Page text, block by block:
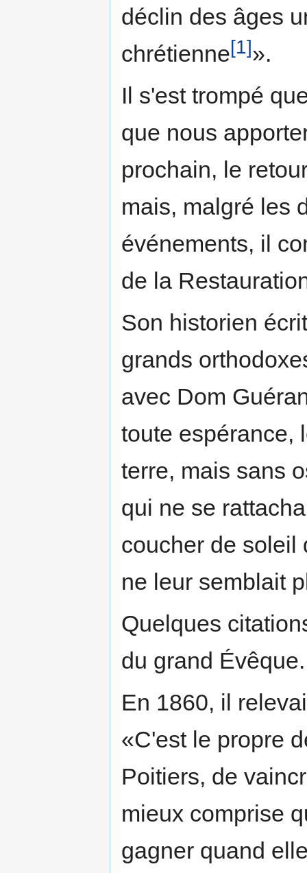
déclin des âges
chrétienne[1]».
Il s'est trompé
que nous
prochain, le
mais, malgré les
événements, il
de la
Son historien
grands
avec Dom
toute espérance,
terre, mais sans
qui ne se
coucher de soleil
ne leur semblait
Quelques
du grand Évêque.
En 1860, il
«C'est le propre
Poitiers, de
mieux comprise
gagner quand